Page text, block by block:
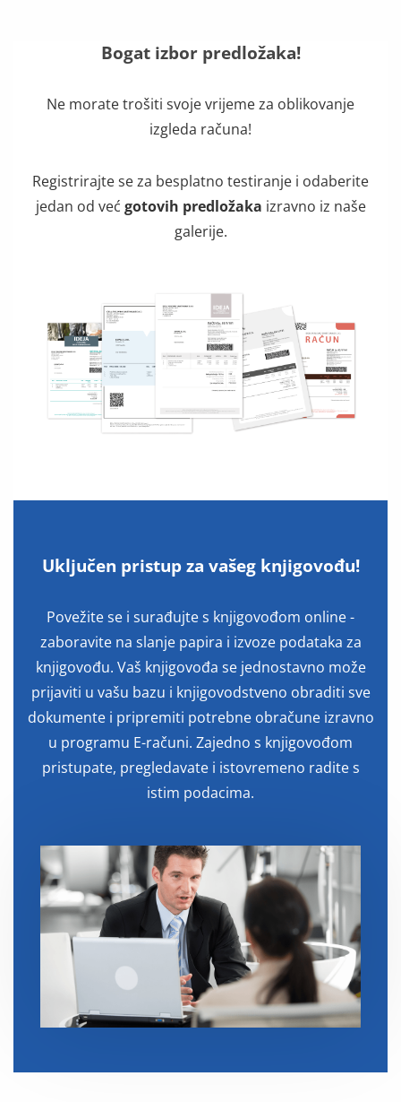
Bogat izbor predložaka!
Ne morate trošiti svoje vrijeme za oblikovanje
izgleda računa!
Registrirajte se za besplatno testiranje i odaberite
jedan od već gotovih predložaka izravno iz naše
galerije.
Uključen pristup za vašeg knjigovođu!
Povežite se i surađujte s knjigovođom online -
zaboravite na slanje papira i izvoze podataka za
knjigovođu. Vaš knjigovođa se jednostavno može
prijaviti u vašu bazu i knjigovodstveno obraditi sve
dokumente i pripremiti potrebne obračune izravno
u programu E-računi. Zajedno s knjigovođom
pristupate, pregledavate i istovremeno radite s
istim podacima.